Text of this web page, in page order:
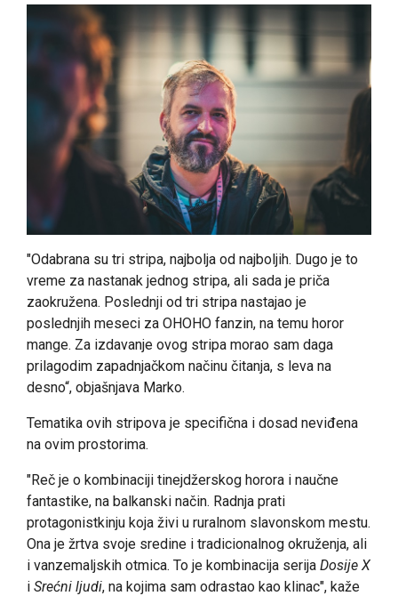
"Odabrana su tri stripa, najbolja od najboljih. Dugo je to
vreme za nastanak jednog stripa, ali sada je priča
zaokružena. Poslednji od tri stripa nastajao je
poslednjih meseci za OHOHO fanzin, na temu horor
mange. Za izdavanje ovog stripa morao sam daga
prilagodim zapadnjačkom načinu čitanja, s leva na
desno“, objašnjava Marko.
Tematika ovih stripova je specifična i dosad neviđena
na ovim prostorima.
"Reč je o kombinaciji tinejdžerskog horora i naučne
fantastike, na balkanski način. Radnja prati
protagonistkinju koja živi u ruralnom slavonskom mestu.
Ona je žrtva svoje sredine i tradicionalnog okruženja, ali
i vanzemaljskih otmica. To je kombinacija serija Dosije X
i Srećni ljudi, na kojima sam odrastao kao klinac", kaže